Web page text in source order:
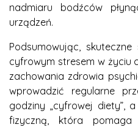
nadmiaru bodźców
urządzeń.
Podsumowując,
cyfrowym stresem w życiu
zachowania zdrowia
wprowadzić regularne
godziny „cyfrowej diety”,
fizyczną, która pomaga